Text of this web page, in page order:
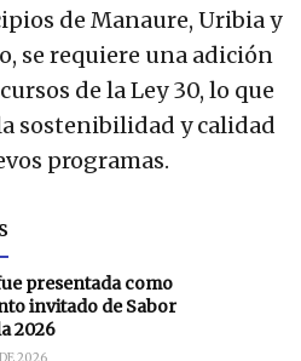
de Manaure, Uribia y
se requiere una adición
de la Ley 30, lo que
sostenibilidad y calidad
programas.
presentada como
invitado de Sabor
2026
2026